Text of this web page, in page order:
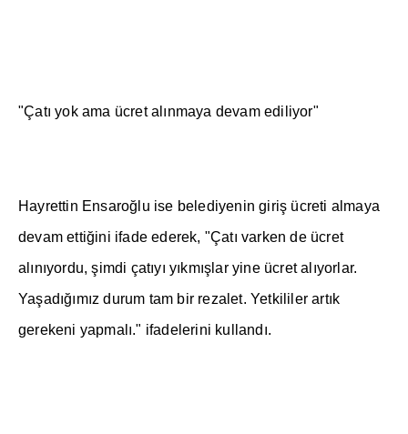
"Çatı yok ama ücret al ınmaya devam ediliyor"
Hayrettin Ensaroğ lu ise belediyenin giriş ücreti almaya
devam ettiğini ifade ederek, "Çatı varken de ücret
al ınıyordu,şimdi çatıyı yıkmış lar yine ücret al ıyorlar.
Yaşadığımız durum tam bir rezalet. Yetkililer artık
gerekeni yapmal ı." ifadelerini kulland ı.